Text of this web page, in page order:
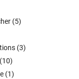
(5)
(3)
(1)